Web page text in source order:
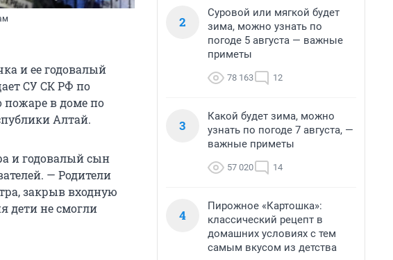
и ее годовалый
СУ СК РФ по
пожаре в доме по
Алтай.
и годовалый сын
— Родители
закрыв входную
дети не смогли
2
Суровой или мягкой будет
зима, можно узнать по
погоде 5 августа — важные
приметы
78 163 12
3
Какой будет зима, можно
узнать по погоде 7 августа, —
важные приметы
57 020 14
4
Пирожное «Картошка»:
классический рецепт в
домашних условиях с тем
самым вкусом из детства